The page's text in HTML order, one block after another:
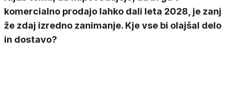
komercialno prodajo lahko dali leta 2028, je zanj
že zdaj izredno zanimanje. Kje vse bi olajšal delo
in dostavo?